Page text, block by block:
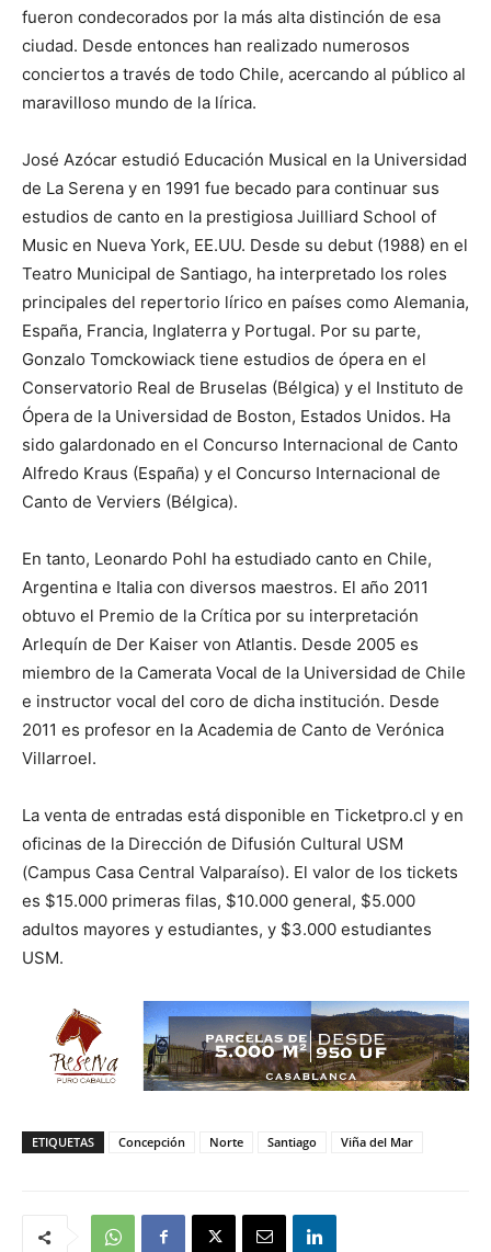
fueron condecorados por la más alta distinción de esa
ciudad. Desde entonces han realizado numerosos
conciertos a través de todo Chile, acercando al público al
maravilloso mundo de la lírica.
José Azócar estudió Educación Musical en la Universidad
de La Serena y en 1991 fue becado para continuar sus
estudios de canto en la prestigiosa Juilliard School of
Music en Nueva York, EE.UU. Desde su debut (1988) en el
Teatro Municipal de Santiago, ha interpretado los roles
principales del repertorio lírico en países como Alemania,
España, Francia, Inglaterra y Portugal. Por su parte,
Gonzalo Tomckowiack tiene estudios de ópera en el
Conservatorio Real de Bruselas (Bélgica) y el Instituto de
Ópera de la Universidad de Boston, Estados Unidos. Ha
sido galardonado en el Concurso Internacional de Canto
Alfredo Kraus (España) y el Concurso Internacional de
Canto de Verviers (Bélgica).
En tanto, Leonardo Pohl ha estudiado canto en Chile,
Argentina e Italia con diversos maestros. El año 2011
obtuvo el Premio de la Crítica por su interpretación
Arlequín de Der Kaiser von Atlantis. Desde 2005 es
miembro de la Camerata Vocal de la Universidad de Chile
e instructor vocal del coro de dicha institución. Desde
2011 es profesor en la Academia de Canto de Verónica
Villarroel.
La venta de entradas está disponible en Ticketpro.cl y en
oficinas de la Dirección de Difusión Cultural USM
(Campus Casa Central Valparaíso). El valor de los tickets
es $15.000 primeras filas, $10.000 general, $5.000
adultos mayores y estudiantes, y $3.000 estudiantes
USM.
ETIQUETAS Concepción Norte Santiago Viña del Mar